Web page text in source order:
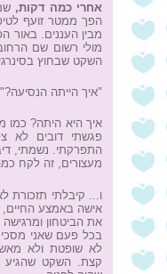
אחרי כמה דקות,
הפך ממטר זועף
מבין העננים. באור
מולי רשום שם
השקט שבחוץ
"איך הייתה
איך היא היתה? כמו
פגשתי דובים לא
התפרקתי. נשמתי,
מעצורים, זה לקח
ו... קיבלתי תזכורת
אישה באמצע
את הביטחון
בכל פעם שאני
לא שופטת ולא
קצת. השקט שהגיע